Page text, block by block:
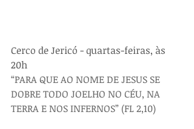
Cerco de Jericó - quartas-feiras, às
20h
“PARA QUE AO NOME DE JESUS SE
DOBRE TODO JOELHO NO CÉU, NA
TERRA E NOS INFERNOS” (FL 2,10)